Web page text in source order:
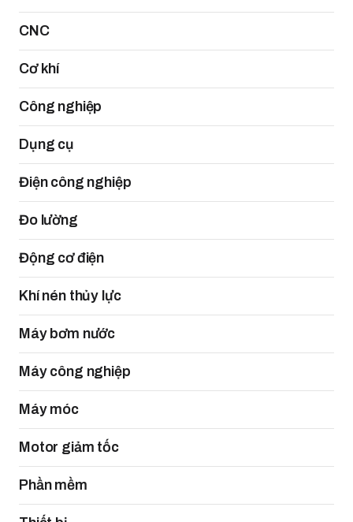
CNC
Cơ khí
Công nghiệp
Dụng cụ
Điện công nghiệp
Đo lường
Động cơ điện
Khí nén thủy lực
Máy bơm nước
Máy công nghiệp
Máy móc
Motor giảm tốc
Phần mềm